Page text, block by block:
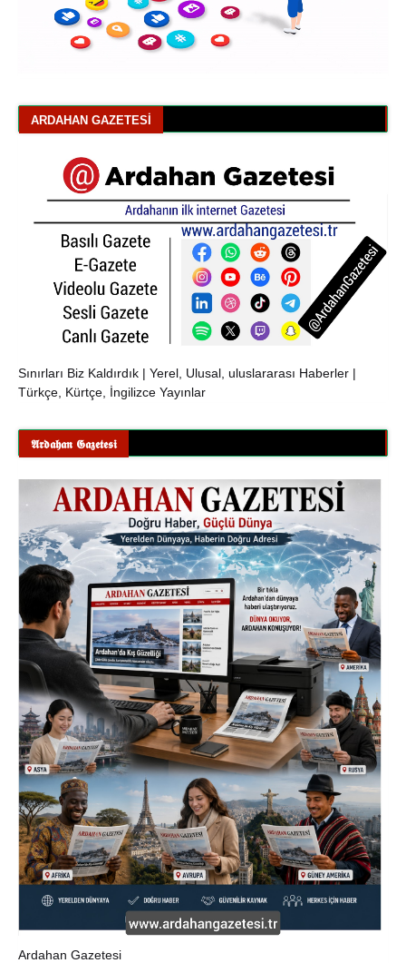
ARDAHAN GAZETESI
Sınırları Biz Kaldırdık | Yerel, Ulusal, uluslararası Haberler |
Türkçe, Kürtçe, İngilizce Yayınlar
𝕬𝖗𝖉𝖆𝖍𝖆𝖓 𝕲𝖆𝖟𝖊𝖙𝖊𝖘𝖎
Ardahan Gazetesi